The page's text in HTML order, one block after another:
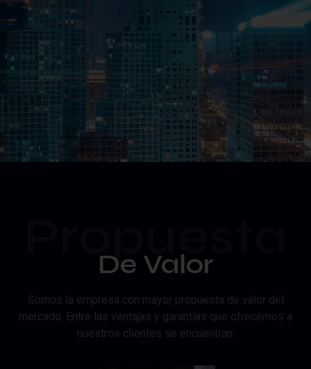
De Valor
Somos la empresa con mayor propuesta de valor del
mercado. Entre las ventajas y garantías que ofrecemos a
nuestros clientes se encuentran: